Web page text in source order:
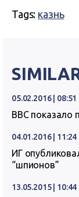
Tags: казнь
05.02.2016 | 08:51
ВВС показало
04.01.2016 | 11:24
ИГ
“шпионов”
13.05.2015 | 10:44